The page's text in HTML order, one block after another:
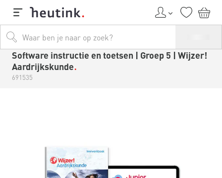
Software instructie en toetsen | Groep 5 | Wijzer!
Aardrijkskunde
691535